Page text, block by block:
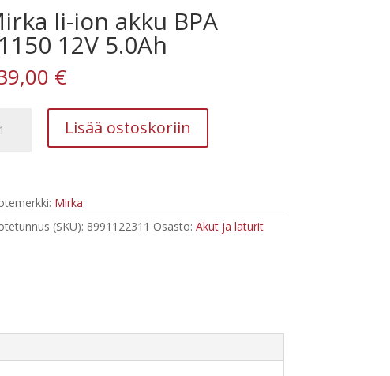
li-ion akku BPA
12V 5.0Ah
€
Lisää ostoskoriin
Mirka
(SKU): 8991122311 Osasto: Akut ja laturit